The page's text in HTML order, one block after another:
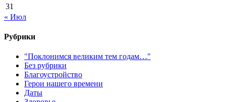
31
« Июл
Рубрики
"Поклонимся великим тем годам…"
Без рубрики
Благоустройство
Герои нашего времени
Даты